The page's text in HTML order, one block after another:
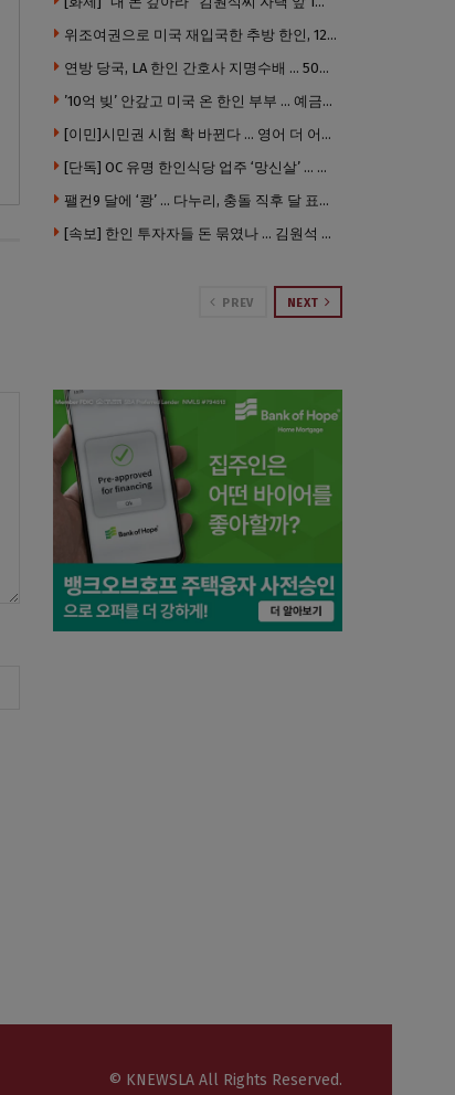
위조여권으로 미국 재입국한 추방 한인, 120만 달러 은행 사기 행각
연방 당국, LA 한인 간호사 지명수배 … 500만 달러 메디캐어 사기, 선고 직전 한국 도주
’10억 빚’ 안갚고 미국 온 한인 부부 … 예금보험공사, 미국서 소송
[이민]시민권 시험 확 바뀐다 … 영어 더 어렵게, 민간시험 도입 추진
[단독] OC 유명 한인식당 업주 ‘망신살’ … 육류대금 안 갚자 식당서 공개추심
팰컨9 달에 ‘쾅’ … 다누리, 충돌 직후 달 표면 촬영 유일 탐사선
[속보] 한인 투자자들 돈 묶였나 … 김원석 회사들 챕터7 강제파산·자진파산 잇따라 신청
PREV NEXT
© KNEWSLA All Rights Reserved.